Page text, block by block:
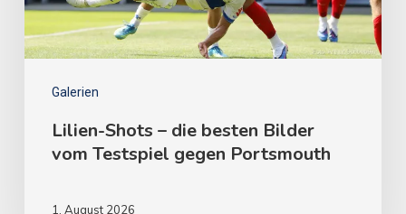
Galerien
Lilien-Shots – die besten Bilder
vom Testspiel gegen Portsmouth
1. August 2026